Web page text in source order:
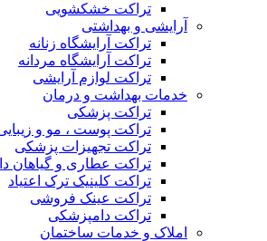
تراکت خشکشویی
آرایشی و بهداشتی
تراکت آرایشگاه زنانه
تراکت آرایشگاه مردانه
تراکت لوازم آرایشی
خدمات بهداشت و درمان
تراکت پزشکی
تراکت پوست ، مو و
تراکت تجهیزات پزشکی
تراکت عطاری و گیاهان
تراکت کلینیک ترک اعتیاد
تراکت عینک فروشی
تراکت دامپزشکی
املاک و خدمات ساختمان